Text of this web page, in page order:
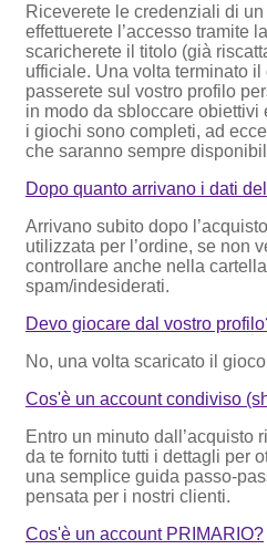
Riceverete le credenziali di
effettuerete l’accesso tramite
scaricherete il titolo (già
ufficiale. Una volta terminato
passerete sul vostro profilo
in modo da sbloccare obiettivi
i giochi sono completi, ad
che saranno sempre
Dopo quanto arrivano i dati
Arrivano subito dopo
utilizzata per l’ordine, se non
controllare anche nella
spam/indesiderati.
Devo giocare dal vostro
No, una volta scaricato il
Cos'è un account condiviso
Entro un minuto dall’acquisto
da te fornito tutti i dettagli per
una semplice guida passo-
pensata per i nostri clienti.
Cos'è un account PRIMARIO?